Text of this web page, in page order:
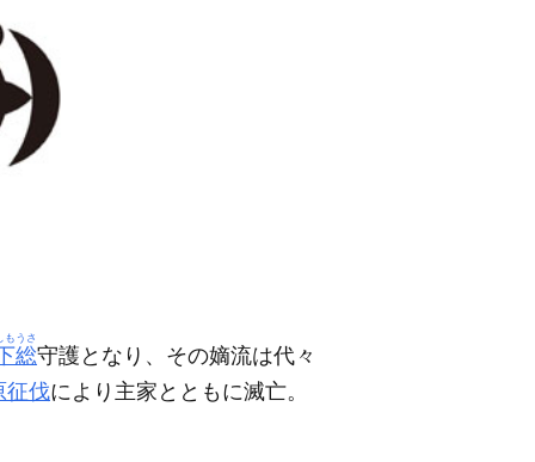
総
もうさ
守護となり、その嫡流は代々
征伐により主家とともに滅亡。